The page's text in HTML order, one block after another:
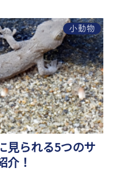
小動物
見られる5つのサ
介！